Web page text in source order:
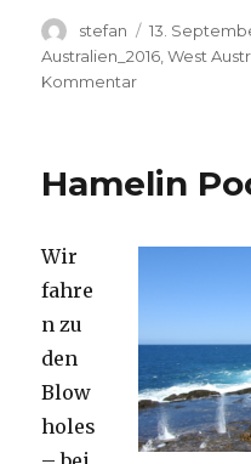
Autor
stefan
am
13.
Australien_2016 ,West
Kommentarzu
Hamelin
Wir
fahre
n zu
den
Blow
holes